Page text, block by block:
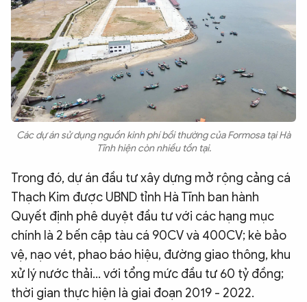
Các dự án sử dụng nguồn kinh phí bồi thường của Formosa tại Hà
Tĩnh hiện còn nhiều tồn tại.
Trong đó, dự án đầu tư xây dựng mở rộng cảng cá
Thạch Kim được UBND tỉnh Hà Tĩnh ban hành
Quyết định phê duyệt đầu tư với các hạng mục
chính là 2 bến cập tàu cá 90CV và 400CV; kè bảo
vệ, nạo vét, phao báo hiệu, đường giao thông, khu
xử lý nước thải... với tổng mức đầu tư 60 tỷ đồng;
thời gian thực hiện là giai đoạn 2019 - 2022.